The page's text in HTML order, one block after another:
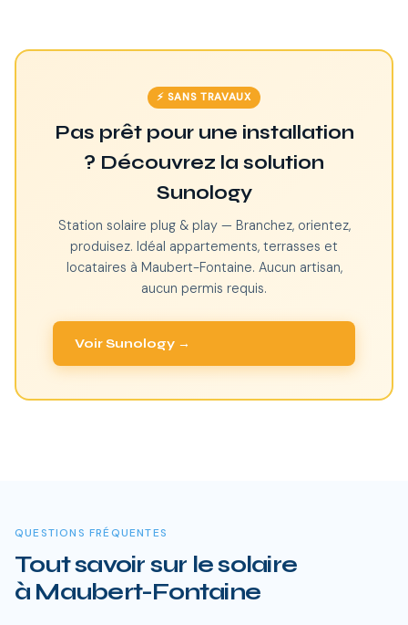
⚡ SANS TRAVAUX
Pas prêt pour une installation
? Découvrez la solution
Sunology
Station solaire plug & play — Branchez, orientez,
produisez. Idéal appartements, terrasses et
locataires à Maubert-Fontaine. Aucun artisan,
aucun permis requis.
Voir Sunology →
QUESTIONS FRÉQUENTES
Tout savoir sur le solaire
à Maubert-Fontaine